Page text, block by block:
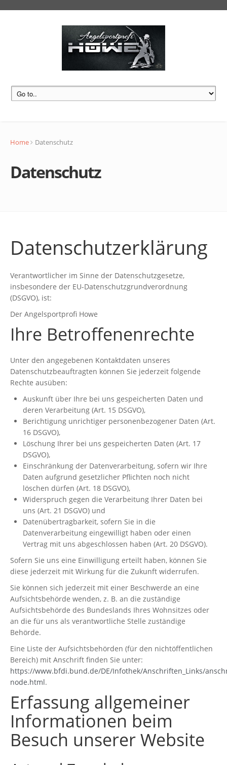
Home Datenschutz
Datenschutz
Datenschutzerklärung
Verantwortlicher im Sinne der Datenschutzgesetze,
insbesondere der EU-Datenschutzgrundverordnung
(DSGVO), ist:
Der Angelsportprofi Howe
Ihre Betroffenenrechte
Unter den angegebenen Kontaktdaten unseres
Datenschutzbeauftragten können Sie jederzeit folgende
Rechte ausüben:
Auskunft über Ihre bei uns gespeicherten Daten und
deren Verarbeitung (Art. 15 DSGVO),
Berichtigung unrichtiger personenbezogener Daten (Art.
16 DSGVO),
Löschung Ihrer bei uns gespeicherten Daten (Art. 17
DSGVO),
Einschränkung der Datenverarbeitung, sofern wir Ihre
Daten aufgrund gesetzlicher Pflichten noch nicht
löschen dürfen (Art. 18 DSGVO),
Widerspruch gegen die Verarbeitung Ihrer Daten bei
uns (Art. 21 DSGVO) und
Datenübertragbarkeit, sofern Sie in die
Datenverarbeitung eingewilligt haben oder einen
Vertrag mit uns abgeschlossen haben (Art. 20 DSGVO).
Sofern Sie uns eine Einwilligung erteilt haben, können Sie
diese jederzeit mit Wirkung für die Zukunft widerrufen.
Sie können sich jederzeit mit einer Beschwerde an eine
Aufsichtsbehörde wenden, z. B. an die zuständige
Aufsichtsbehörde des Bundeslands Ihres Wohnsitzes oder
an die für uns als verantwortliche Stelle zuständige
Behörde.
Eine Liste der Aufsichtsbehörden (für den nichtöffentlichen
Bereich) mit Anschrift finden Sie unter:
https://www.bfdi.bund.de/DE/Infothek/Anschriften_Links/
node.html.
Erfassung allgemeiner
Informationen beim
Besuch unserer Website